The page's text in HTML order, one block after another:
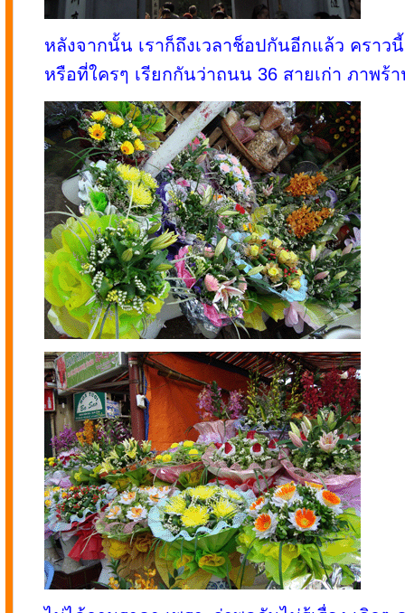
หลังจากนั้น เราก็ถึงเวลาช็อปกันอีกแล้ว คราว
หรือที่ใครๆ เรียกกันว่าถนน 36 สายเก่า ภาพร้